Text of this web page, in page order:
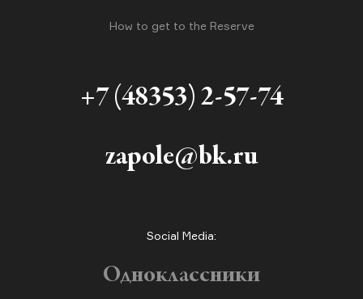
How to get to the Reserve
+7 (48353) 2-57-74
zapole@bk.ru
Social Media:
Одноклассники